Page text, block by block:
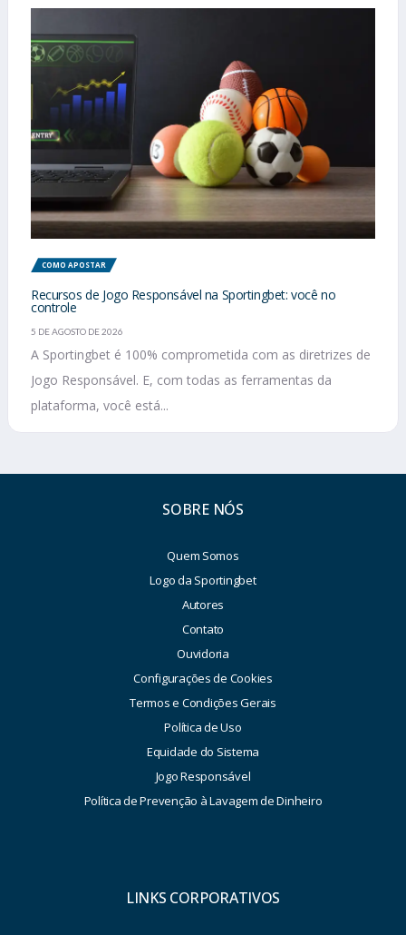
COMO APOSTAR
Recursos de Jogo Responsável na Sportingbet: você no
controle
5 DE AGOSTO DE 2026
A Sportingbet é 100% comprometida com as diretrizes de
Jogo Responsável. E, com todas as ferramentas da
plataforma, você está...
SOBRE NÓS
Quem Somos
Logo da Sportingbet
Autores
Contato
Ouvidoria
Configurações de Cookies
Termos e Condições Gerais
Política de Uso
Equidade do Sistema
Jogo Responsável
Política de Prevenção à Lavagem de Dinheiro
LINKS CORPORATIVOS